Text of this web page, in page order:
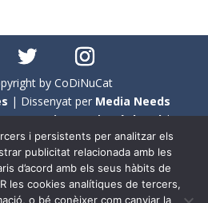
by CoDiNuCat
| Dissenyat per Media Needs
aCoDiNuCat |Avís legal|
per cookies
en compte l'ús no sexista del
això, i a causa de la seva
i persistents per analitzar els
publicitat relacionada amb les
d’acord amb els seus hàbits de
les cookies analítiques de tercers,
o bé conèixer com canviar la